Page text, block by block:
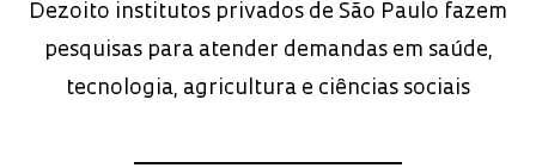
Dezoito institutos privados de São Paulo fazem
pesquisas para atender demandas em saúde,
tecnologia, agricultura e ciências sociais